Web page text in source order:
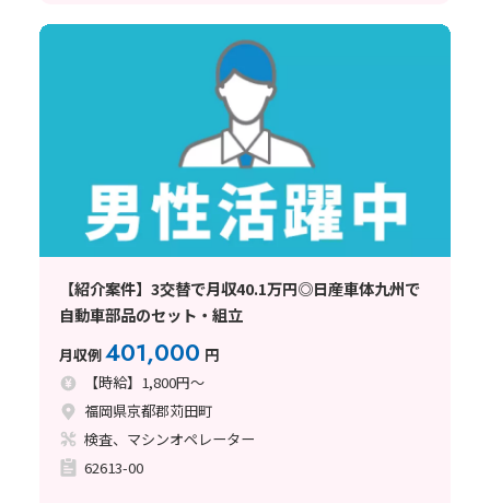
【紹介案件】3交替で月収40.1万円◎日産車体九州で
自動車部品のセット・組立
月収例401,000 円
【時給】1,800円～
福岡県京都郡苅田町
検査、マシンオペレーター
62613-00